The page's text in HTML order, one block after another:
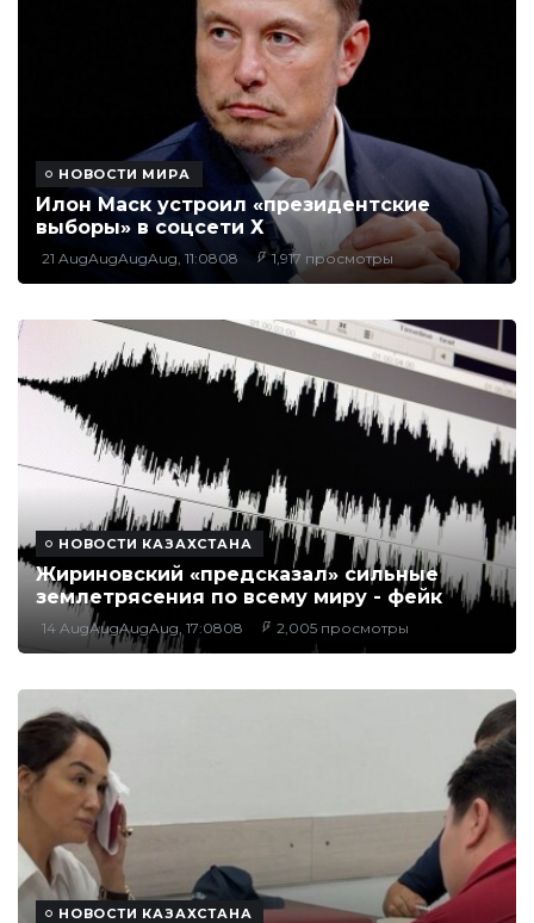
НОВОСТИ МИРА
Илон Маск устроил «президентские
выборы» в соцсети Х
21 AugAugAugAug, 11:0808 1,917 просмотры
НОВОСТИ КАЗАХСТАНА
Жириновский «предсказал» сильные
землетрясения по всему миру - фейк
14 AugAugAugAug, 17:0808 2,005 просмотры
НОВОСТИ КАЗАХСТАНА